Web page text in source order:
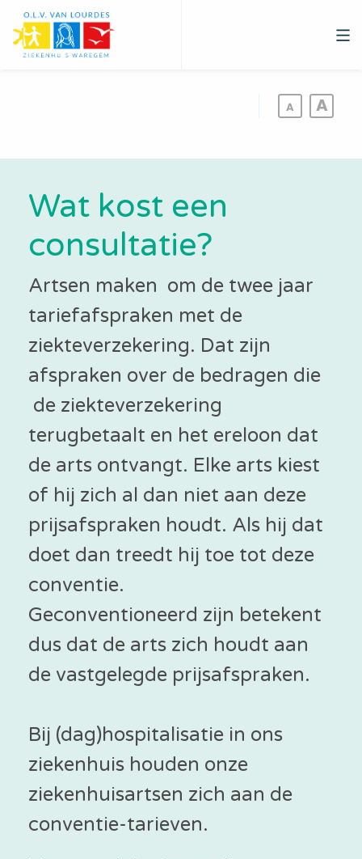
Overslaan
en
naar
Wat kost een
consultatie?
Artsen maken om de twee jaar
tariefafspraken met de
ziekteverzekering. Dat zijn
afspraken over de bedragen die
de ziekteverzekering
terugbetaalt en het ereloon dat
de arts ontvangt. Elke arts kiest
of hij zich al dan niet aan deze
prijsafspraken houdt. Als hij dat
doet dan treedt hij toe tot deze
conventie.
Geconventioneerd zijn betekent
dus dat de arts zich houdt aan
de vastgelegde prijsafspraken.
Bij (dag)hospitalisatie in ons
ziekenhuis houden onze
ziekenhuisartsen zich aan de
conventie-tarieven.